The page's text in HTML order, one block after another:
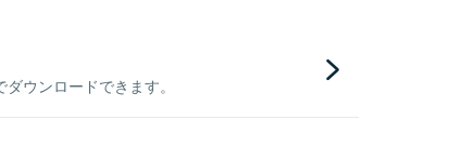
ウンロードできます。